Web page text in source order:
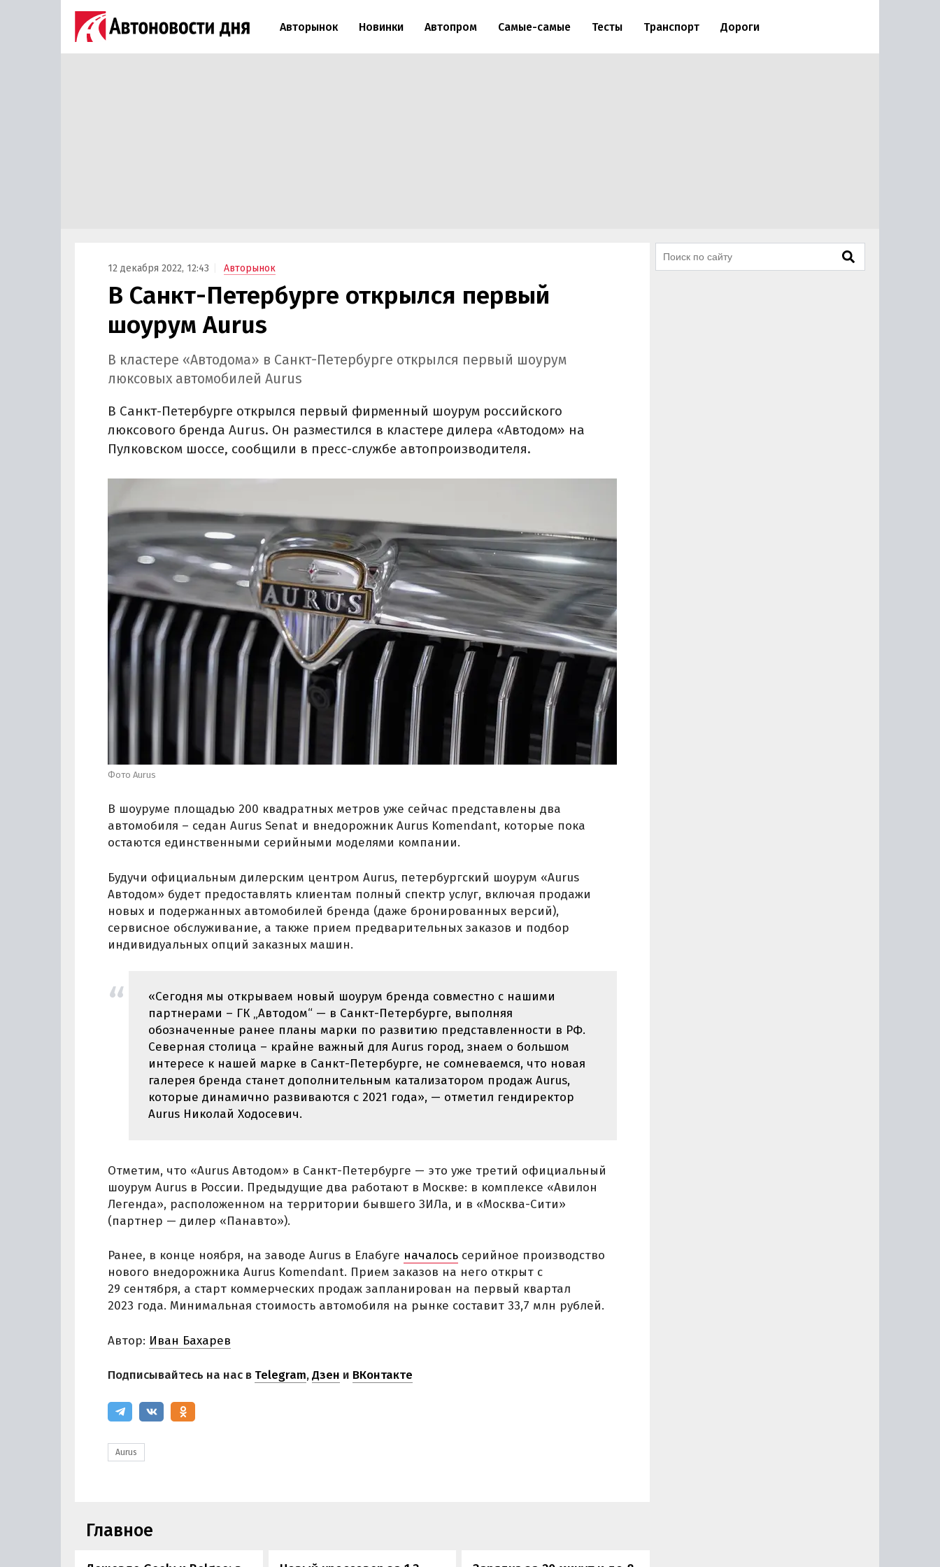
Авторынок Новинки Автопром Самые-самые Тесты Транспорт Дороги
12 декабря 2022, 12:43 Авторынок
В Санкт-Петербурге открылся первый
шоурум Aurus
В кластере «Автодома» в Санкт-Петербурге открылся первый шоурум
люксовых автомобилей Aurus
В Санкт-Петербурге открылся первый фирменный шоурум российского
люксового бренда Aurus. Он разместился в кластере дилера «Автодом» на
Пулковском шоссе, сообщили в пресс-службе автопроизводителя.
Фото Aurus
В шоуруме площадью 200 квадратных метров уже сейчас представлены два
автомобиля – седан Aurus Senat и внедорожник Aurus Komendant, которые пока
остаются единственными серийными моделями компании.
Будучи официальным дилерским центром Aurus, петербургский шоурум «Aurus
Автодом» будет предоставлять клиентам полный спектр услуг, включая продажи
новых и подержанных автомобилей бренда (даже бронированных версий),
сервисное обслуживание, а также прием предварительных заказов и подбор
индивидуальных опций заказных машин.
«Сегодня мы открываем новый шоурум бренда совместно с нашими
партнерами – ГК „Автодом“ — в Санкт-Петербурге, выполняя
обозначенные ранее планы марки по развитию представленности в РФ.
Северная столица – крайне важный для Aurus город, знаем о большом
интересе к нашей марке в Санкт-Петербурге, не сомневаемся, что новая
галерея бренда станет дополнительным катализатором продаж Aurus,
которые динамично развиваются с 2021 года», — отметил гендиректор
Aurus Николай Ходосевич.
Отметим, что «Aurus Автодом» в Санкт-Петербурге — это уже третий официальный
шоурум Aurus в России. Предыдущие два работают в Москве: в комплексе «Авилон
Легенда», расположенном на территории бывшего ЗИЛа, и в «Москва-Сити»
(партнер — дилер «Панавто»).
Ранее, в конце ноября, на заводе Aurus в Елабуге началось серийное производство
нового внедорожника Aurus Komendant. Прием заказов на него открыт с
29 сентября, а старт коммерческих продаж запланирован на первый квартал
2023 года. Минимальная стоимость автомобиля на рынке составит 33,7 млн рублей.
Автор: Иван Бахарев
Подписывайтесь на нас в Telegram,Дзен и ВКонтакте
Aurus
Главное